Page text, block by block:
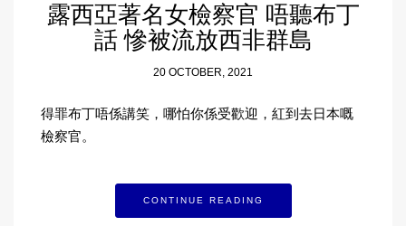
露西亞著名女檢察官 唔聽布丁
話 慘被流放西非群島
20 OCTOBER, 2021
得罪布丁唔係講笑，哪怕你係受歡迎，紅到去日本嘅
檢察官。
CONTINUE READING